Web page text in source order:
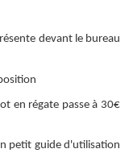
devant le bureau
en régate passe à 30€
petit guide d'utilisation